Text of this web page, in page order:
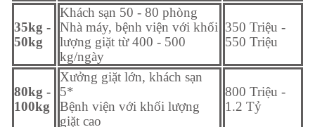
35kg -
50kg
Khách sạn 50 - 80 phòng
Nhà máy, bệnh viện với khối
lượng giặt từ 400 - 500
kg/ngày
350 Triệu -
550 Triệu
80kg -
100kg
Xưởng giặt lớn, khách sạn
5*
Bệnh viện với khối lượng
giặt cao
800 Triệu -
1.2 Tỷ